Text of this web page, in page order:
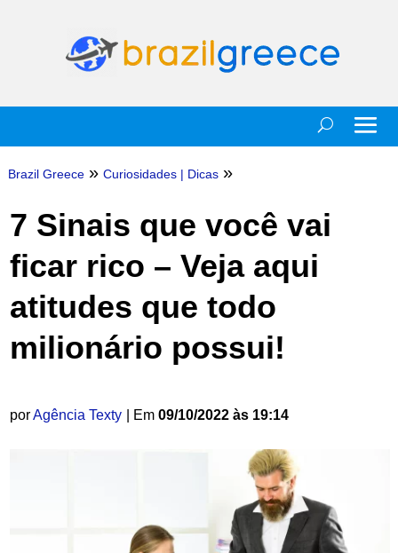
Brazil Greece » Curiosidades| Dicas »
7 Sinais que você vai
ficar rico – Veja aqui
atitudes que todo
milionário possui!
porAgência Texty | Em 09/10/2022 às 19:14